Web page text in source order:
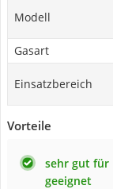
Modell
Gasart
Einsatzbereich
Vorteile
sehr gut für
geeignet